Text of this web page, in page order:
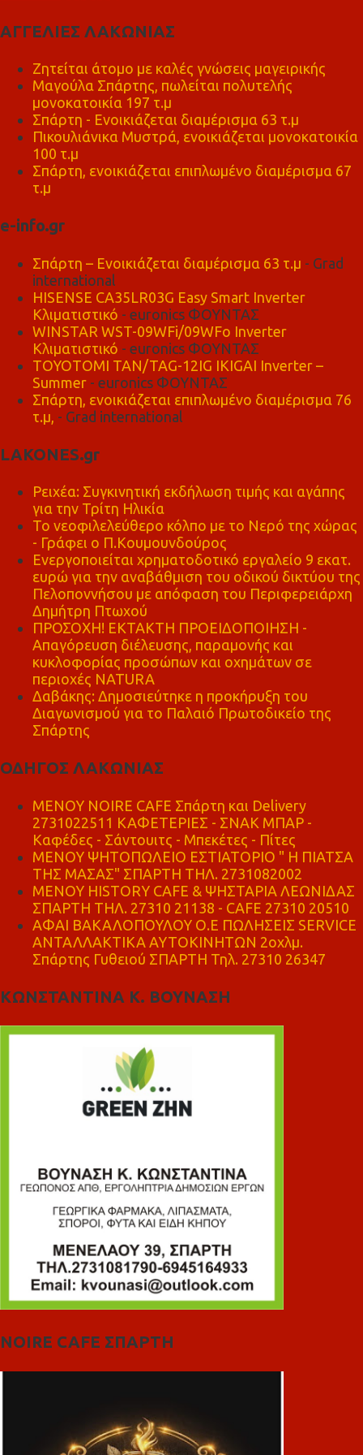
ΑΓΓΕΛΙΕΣ ΛΑΚΩΝΙΑΣ
Ζητείται άτομο με καλές γνώσεις μαγειρικής
Μαγούλα Σπάρτης, πωλείται πολυτελής
μονοκατοικία 197 τ.μ
Σπάρτη - Ενοικιάζεται διαμέρισμα 63 τ.μ
Πικουλιάνικα Μυστρά, ενοικιάζεται μονοκατοικία
100 τ.μ
Σπάρτη, ενοικιάζεται επιπλωμένο διαμέρισμα 67
τ.μ
e-info.gr
Σπάρτη – Ενοικιάζεται διαμέρισμα 63 τ.μ - Grad
international
HISENSE CA35LR03G Easy Smart Inverter
Κλιματιστικό - euronics ΦΟΥΝΤΑΣ
WINSTAR WST-09WFi/09WFo Inverter
Κλιματιστικό - euronics ΦΟΥΝΤΑΣ
TOYOTOMI TAN/TAG-12IG IKIGAI Inverter –
Summer - euronics ΦΟΥΝΤΑΣ
Σπάρτη, ενοικιάζεται επιπλωμένο διαμέρισμα 76
τ.μ, - Grad international
LAKONES.gr
Ρειχέα: Συγκινητική εκδήλωση τιμής και αγάπης
για την Τρίτη Ηλικία
Το νεοφιλελεύθερο κόλπο με το Νερό της χώρας
- Γράφει ο Π.Κουμουνδούρος
Ενεργοποιείται χρηματοδοτικό εργαλείο 9 εκατ.
ευρώ για την αναβάθμιση του οδικού δικτύου της
Πελοποννήσου με απόφαση του Περιφερειάρχη
Δημήτρη Πτωχού
ΠΡΟΣΟΧΗ! ΕΚΤΑΚΤΗ ΠΡΟΕΙΔΟΠΟΙΗΣΗ -
Απαγόρευση διέλευσης, παραμονής και
κυκλοφορίας προσώπων και οχημάτων σε
περιοχές NATURA
Δαβάκης: Δημοσιεύτηκε η προκήρυξη του
Διαγωνισμού για το Παλαιό Πρωτοδικείο της
Σπάρτης
ΟΔΗΓΟΣ ΛΑΚΩΝΙΑΣ
MENOY NOIRE CAFE Σπάρτη και Delivery
2731022511 ΚΑΦΕΤΕΡΙΕΣ - ΣΝΑΚ ΜΠΑΡ -
Καφέδες - Σάντουιτς - Μπεκέτες - Πίτες
ΜΕΝΟΥ ΨΗΤΟΠΩΛΕΙΟ ΕΣΤΙΑΤΟΡΙΟ " Η ΠΙΑΤΣΑ
ΤΗΣ ΜΑΣΑΣ" ΣΠΑΡΤΗ ΤΗΛ. 2731082002
ΜΕΝΟΥ HISTORY CAFE & ΨΗΣΤΑΡΙΑ ΛΕΩΝΙΔΑΣ
ΣΠΑΡΤΗ ΤΗΛ. 27310 21138 - CAFE 27310 20510
ΑΦΑΙ ΒΑΚΑΛΟΠΟΥΛΟΥ Ο.Ε ΠΩΛΗΣΕΙΣ SERVICE
ΑΝΤΑΛΛΑΚΤΙΚΑ ΑΥΤΟΚΙΝΗΤΩΝ 2οχλμ.
Σπάρτης Γυθειού ΣΠΑΡΤΗ Τηλ. 27310 26347
ΚΩΝΣΤΑΝΤΙΝΑ Κ. ΒΟΥΝΑΣΗ
NOIRE CAFE ΣΠΑΡΤΗ